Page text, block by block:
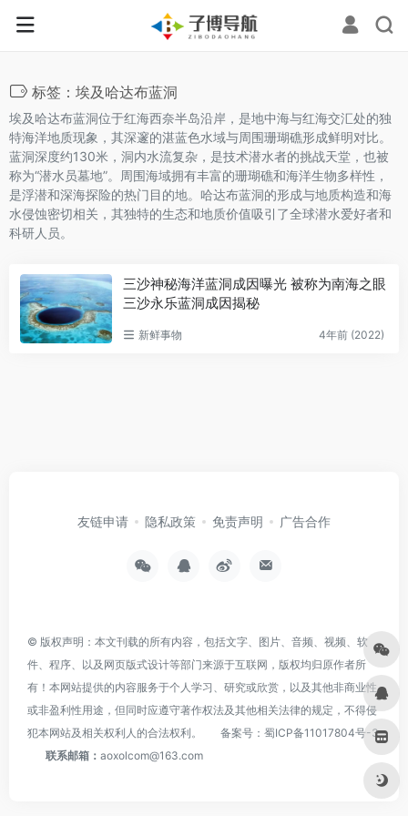
标签：埃及哈达布蓝洞
埃及哈达布蓝洞位于红海西奈半岛沿岸，是地中海与红海交汇处的独
特海洋地质现象，其深邃的湛蓝色水域与周围珊瑚礁形成鲜明对比。
蓝洞深度约130米，洞内水流复杂，是技术潜水者的挑战天堂，也被
称为“潜水员墓地”。周围海域拥有丰富的珊瑚礁和海洋生物多样性，
是浮潜和深海探险的热门目的地。哈达布蓝洞的形成与地质构造和海
水侵蚀密切相关，其独特的生态和地质价值吸引了全球潜水爱好者和
科研人员。
三沙神秘海洋蓝洞成因曝光 被称为南海之眼
三沙永乐蓝洞成因揭秘
新鲜事物 4年前 (2022)
友链申请 隐私政策 免责声明 广告合作
© 版权声明：本文刊载的所有内容，包括文字、图片、音频、视频、软
件、程序、以及网页版式设计等部门来源于互联网，版权均归原作者所
有！本网站提供的内容服务于个人学习、研究或欣赏，以及其他非商业性
或非盈利性用途，但同时应遵守著作权法及其他相关法律的规定，不得侵
犯本网站及相关权利人的合法权利。
备案号： 蜀ICP备11017804号-3
联系邮箱： aoxolcom@163.com